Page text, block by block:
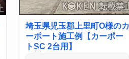
埼玉県児玉郡上里町O様のカ
ーポート施工例【カーポー
トSC 2台用】